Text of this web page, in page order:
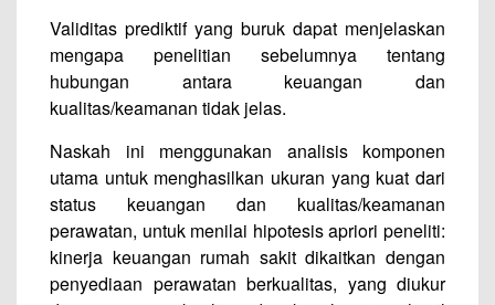
Validitas prediktif yang buruk dapat menjelaskan
mengapa penelitian sebelumnya tentang
hubungan antara keuangan dan
kualitas/keamanan tidak jelas.
Naskah ini menggunakan analisis komponen
utama untuk menghasilkan ukuran yang kuat dari
status keuangan dan kualitas/keamanan
perawatan, untuk menilai hipotesis apriori peneliti:
kinerja keuangan rumah sakit dikaitkan dengan
penyediaan perawatan berkualitas, yang diukur